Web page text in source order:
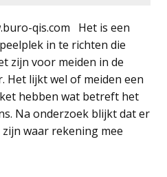
qis.com Het is een
in te richten die
zijn voor meiden in de
Het lijkt wel of meiden een
hebben wat betreft het
Na onderzoek blijkt dat er
waar rekening mee